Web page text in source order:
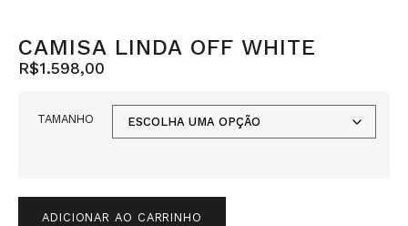
CAMISA LINDA OFF WHITE
R$1.598,00
TAMANHO
ADICIONAR AO CARRINHO